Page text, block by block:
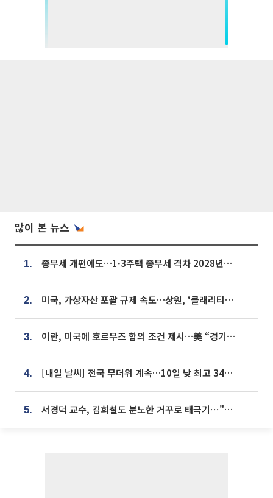
많이 본 뉴스
1. 종부세 개편에도…1·3주택 종부세 격차 2028년부터 확대
2. 미국, 가상자산 포괄 규제 속도…상원, ‘클래리티법’ 9월 절차투표 추진
3. 이란, 미국에 호르무즈 합의 조건 제시…美 “경기 아직 안 끝나” [종합]
4. [내일 날씨] 전국 무더위 계속…10일 낮 최고 34도 육박
5. 서경덕 교수, 김희철도 분노한 거꾸로 태극기⋯"엉터리는 아냐, 아쉬울 뿐"